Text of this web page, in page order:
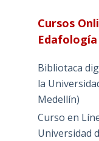
Cursos
Edafología
Bibliotaca
la
Medellín)
Curso en
Universidad